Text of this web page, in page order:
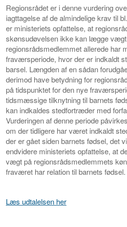
Regionsrådet er i denne vurdering
iagttagelse af de almindelige krav til
er ministeriets opfattelse, at
skønsudøvelsen ikke kan lægge
regionsrådsmedlemmet allerede har
fraværsperiode, hvor der er indkaldt
barsel. Længden af en sådan
derimod have betydning for
på tidspunktet for den nye
tidsmæssige tilknytning til barnets
kan indkaldes stedfortræder med
Vurderingen af denne periode
om der tidligere har været indkaldt
der er gået siden barnets fødsel, det
endvidere ministeriets opfattelse, at
vægt på regionsrådsmedlemmets
fraværet har relation til barnets fødsel.
Læs udtalelsen her